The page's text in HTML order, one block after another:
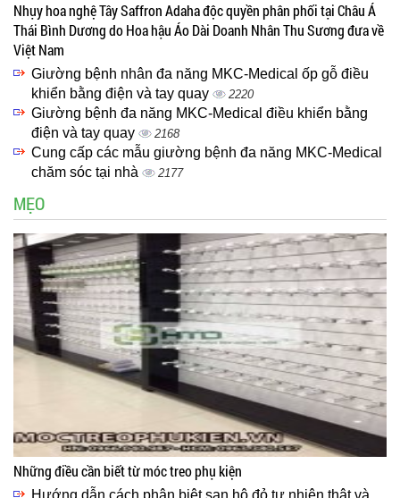
Nhụy hoa nghệ Tây Saffron Adaha độc quyền phân phối tại Châu Á
Thái Bình Dương do Hoa hậu Áo Dài Doanh Nhân Thu Sương đưa về
Việt Nam
Giường bệnh nhân đa năng MKC-Medical ốp gỗ điều
khiển bằng điện và tay quay
2220
Giường bệnh đa năng MKC-Medical điều khiển bằng
điện và tay quay
2168
Cung cấp các mẫu giường bệnh đa năng MKC-Medical
chăm sóc tại nhà
2177
MẸO
Những điều cần biết từ móc treo phụ kiện